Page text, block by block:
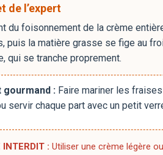
de l’expert
du foisonnement de la crème
puis la matière grasse se fige au
qui se tranche proprement.
gourmand : Faire mariner les
servir chaque part avec un petit
: Utiliser une crème légère